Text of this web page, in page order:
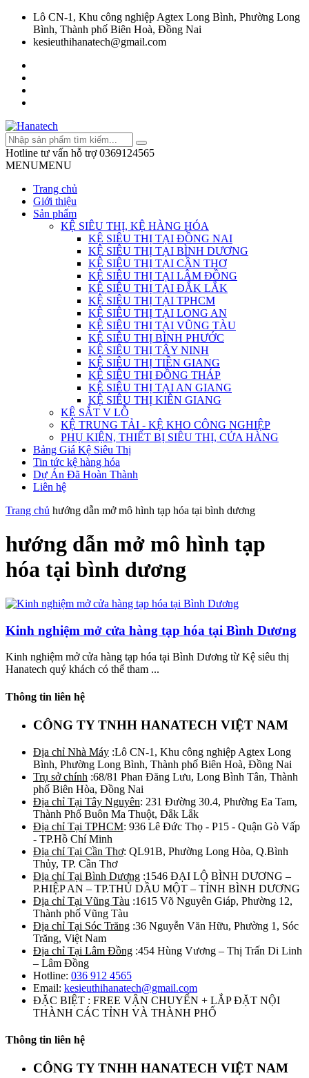
Lô CN-1, Khu công nghiệp Agtex Long Bình, Phường Long
Bình, Thành phố Biên Hoà, Đồng Nai
kesieuthihanatech@gmail.com
Hotline tư vấn hỗ trợ 0369124565
MENUMENU
Trang chủ
Giới thiệu
Sản phẩm
KỆ SIÊU THỊ, KỆ HÀNG HÓA
KỆ SIÊU THỊ TẠI ĐỒNG NAI
KỆ SIÊU THỊ TẠI BÌNH DƯƠNG
KỆ SIÊU THỊ TẠI CẦN THƠ
KỆ SIÊU THỊ TẠI LÂM ĐỒNG
KỆ SIÊU THỊ TẠI ĐẮK LẮK
KỆ SIÊU THỊ TẠI TPHCM
KỆ SIÊU THỊ TẠI LONG AN
KỆ SIÊU THỊ TẠI VŨNG TÀU
KỆ SIÊU THỊ BÌNH PHƯỚC
KỆ SIÊU THỊ TÂY NINH
KỆ SIÊU THỊ TIỀN GIANG
KỆ SIÊU THỊ ĐỒNG THÁP
KỆ SIÊU THỊ TẠI AN GIANG
KỆ SIÊU THỊ KIÊN GIANG
KỆ SẮT V LỖ
KỆ TRUNG TẢI - KỆ KHO CÔNG NGHIỆP
PHỤ KIỆN, THIẾT BỊ SIÊU THỊ, CỬA HÀNG
Bảng Giá Kệ Siêu Thị
Tin tức kệ hàng hóa
Dự Án Đã Hoàn Thành
Liên hệ
Trang chủ hướng dẫn mở mô hình tạp hóa tại bình dương
hướng dẫn mở mô hình tạp
hóa tại bình dương
Kinh nghiệm mở cửa hàng tạp hóa tại Bình Dương
Kinh nghiệm mở cửa hàng tạp hóa tại Bình Dương từ Kệ siêu thị
Hanatech quý khách có thể tham ...
Thông tin liên hệ
CÔNG TY TNHH HANATECH VIỆT NAM
Địa chỉ Nhà Máy :Lô CN-1, Khu công nghiệp Agtex Long
Bình, Phường Long Bình, Thành phố Biên Hoà, Đồng Nai
Trụ sở chính :68/81 Phan Đăng Lưu, Long Bình Tân, Thành
phố Biên Hòa, Đồng Nai
Địa chỉ Tại Tây Nguyên: 231 Đường 30.4, Phường Ea Tam,
Thành Phố Buôn Ma Thuột, Đắk Lắk
Địa chỉ Tại TPHCM: 936 Lê Đức Thọ - P15 - Quận Gò Vấp
- TP.Hồ Chí Minh
Địa chỉ Tại Cần Thơ: QL91B, Phường Long Hòa, Q.Bình
Thủy, TP. Cần Thơ
Địa chỉ Tại Bình Dương :1546 ĐẠI LỘ BÌNH DƯƠNG –
P.HIỆP AN – TP.THỦ DẦU MỘT – TỈNH BÌNH DƯƠNG
Địa chỉ Tại Vũng Tàu :1615 Võ Nguyên Giáp, Phường 12,
Thành phố Vũng Tàu
Địa chỉ Tại Sóc Trăng :36 Nguyễn Văn Hữu, Phường 1, Sóc
Trăng, Việt Nam
Địa chỉ Tại Lâm Đồng :454 Hùng Vương – Thị Trấn Di Linh
– Lâm Đồng
Hotline: 036 912 4565
Email: kesieuthihanatech@gmail.com
ĐẶC BIỆT : FREE VẬN CHUYỂN + LẮP ĐẶT NỘI
THÀNH CÁC TỈNH VÀ THÀNH PHỐ
Thông tin liên hệ
CÔNG TY TNHH HANATECH VIỆT NAM